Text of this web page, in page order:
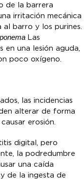
de la barrera
irritación mecánica
barro y los purines.
Las
en una lesión aguda,
poco oxígeno.
las incidencias
alterar de forma
erosión.
digital, pero
la podredumbre
una caída
de la ingesta de